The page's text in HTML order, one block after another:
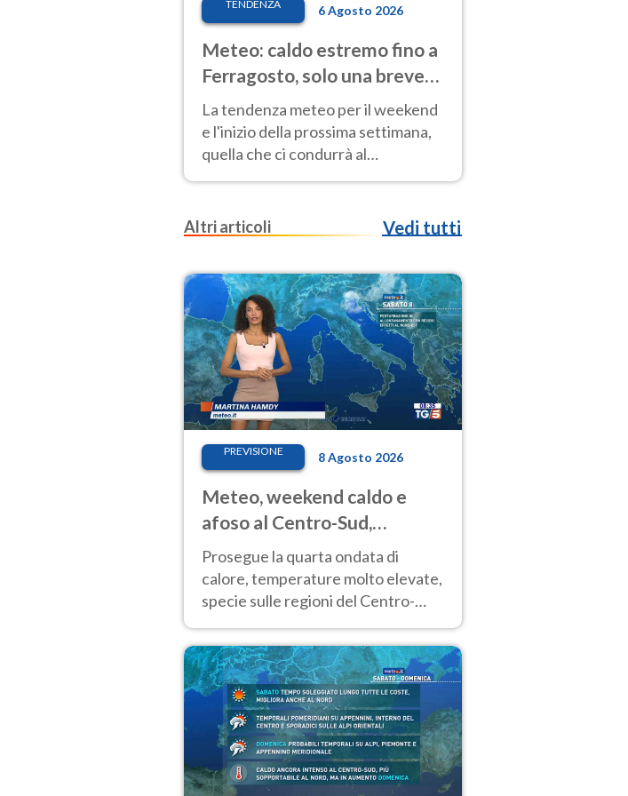
TENDENZA 6 Agosto 2026
Meteo: caldo estremo fino a
Ferragosto, solo una breve
pausa. Ecco dove
La tendenza meteo per il weekend
e l'inizio della prossima settimana,
quella che ci condurrà al
Ferragosto, vede ancora
Altri articoli
Vedi tutti
PREVISIONE 8 Agosto 2026
Meteo, weekend caldo e
afoso al Centro-Sud,
temporali sui rilievi
Prosegue la quarta ondata di
calore, temperature molto elevate,
specie sulle regioni del Centro-
aree montuose